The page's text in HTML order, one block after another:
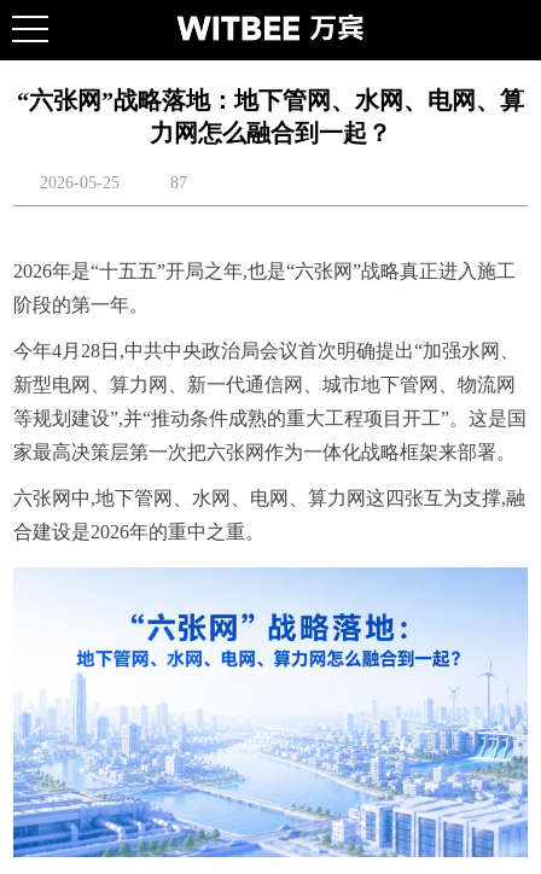
“六张网”战略落地：地下管网、水网、电网、算
力网怎么融合到一起？
2026-05-25 87
2026年是“十五五”开局之年,也是“六张网”战略真正进入施工
阶段的第一年。
今年4月28日,中共中央政治局会议首次明确提出“加强水网、
新型电网、算力网、新一代通信网、城市地下管网、物流网
等规划建设”,并“推动条件成熟的重大工程项目开工”。这是国
家最高决策层第一次把六张网作为一体化战略框架来部署。
六张网中,地下管网、水网、电网、算力网这四张互为支撑,融
合建设是2026年的重中之重。